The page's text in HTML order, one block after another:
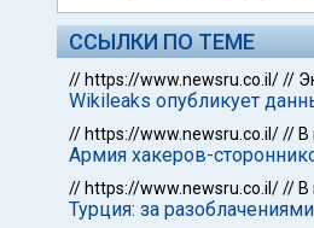
ССЫЛКИ ПО ТЕМЕ
// https://www.newsru.co.il///
Wikileaks опубликует
// https://www.newsru.co.il/// В
Армия хакеров-
// https://www.newsru.co.il/// В
Турция: за